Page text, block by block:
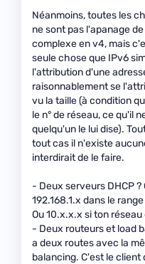
Néanmoins, toutes les
ne sont pas l'apanage
complexe en v4, mais
seule chose que IPv6
l'attribution d'une
raisonnablement se
vu la taille (à condition
le n° de réseau, ce qu'il
quelqu'un le lui dise).
tout cas il n'existe
interdirait de le faire.
- Deux serveurs DHCP
192.168.1.x dans le
Ou 10.x.x.x si ton
- Deux routeurs et load
a deux routes avec la
balancing. C'est le